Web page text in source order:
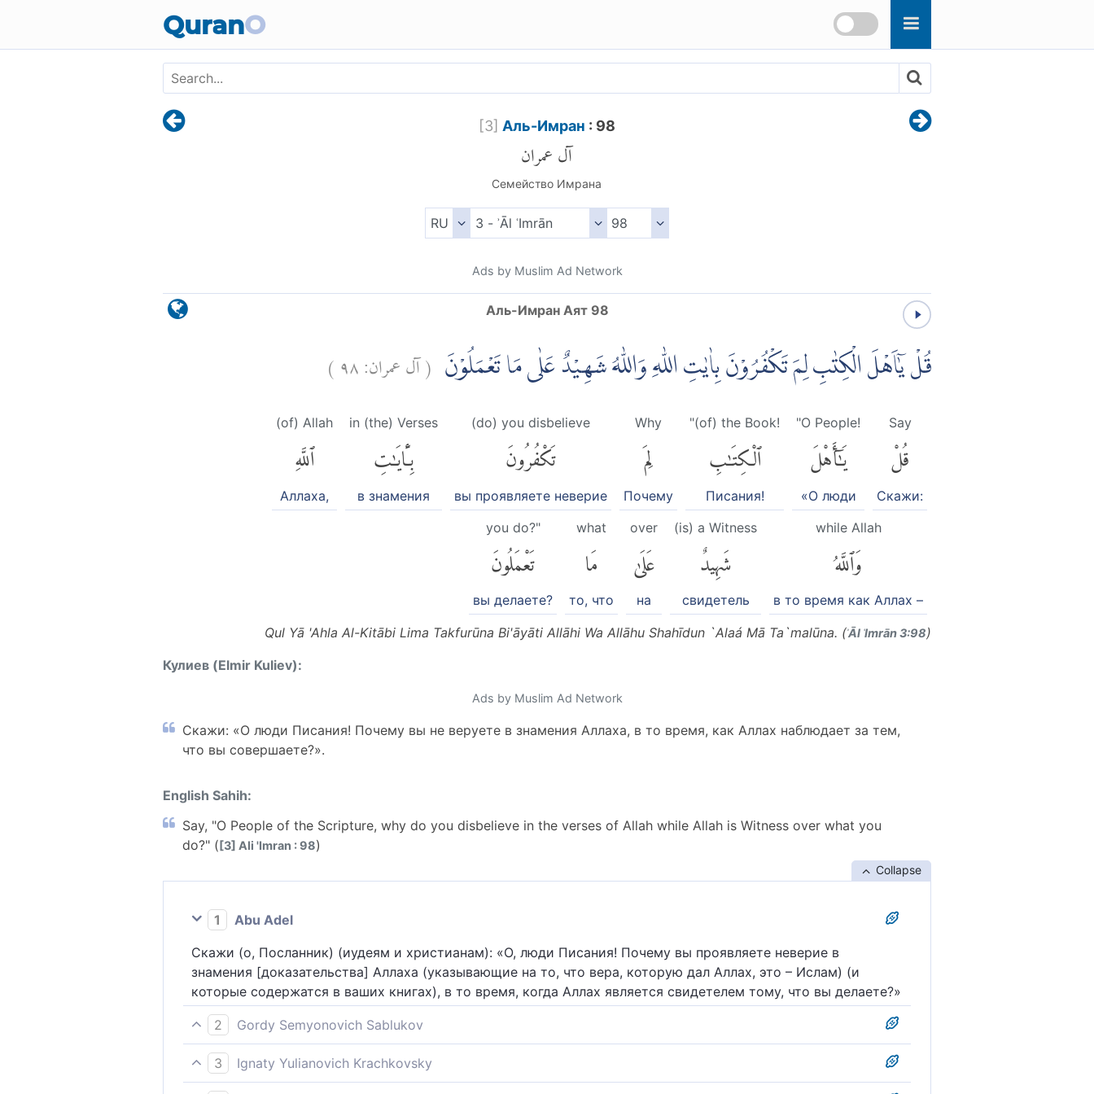
QuranO
[3] Аль-Имран : 98
آل عمران
Семейство Имрана
Ads by Muslim Ad Network
Аль-Имран Аят 98
قُلْ يٰٓاَهْلَ الْكِتٰبِ لِمَ تَكْفُرُوْنَ بِاٰيٰتِ اللّٰهِ وَاللّٰهُ شَهِيْدٌ عَلٰى مَا تَعْمَلُوْنَ (آل عمران:٩٨)
Say
قُلْ
Скажи:
"O People!
يَٰٓأَهْلَ
«О люди
"(of) the Book!
ٱلْكِتَٰبِ
Писания!
Why
لِمَ
Почему
(do) you disbelieve
تَكْفُرُونَ
вы проявляете неверие
in (the) Verses
بِـَٔايَٰتِ
в знамения
(of) Allah
ٱللَّهِ
Аллаха,
while Allah
وَٱللَّهُ
в то время как Аллах –
(is) a Witness
شَهِيدٌ
свидетель
over
عَلَىٰ
на
what
مَا
то, что
you do?"
تَعْمَلُونَ
вы делаете?
Qul Yā 'Ahla Al-Kitābi Lima Takfurūna Bi'āyāti Allāhi Wa Allāhu Shahīdun `Alaá Mā Ta`malūna. (ʾĀl ʿImrān 3:98)
Кулиев (Elmir Kuliev):
Ads by Muslim Ad Network
Скажи: «О люди Писания! Почему вы не веруете в знамения Аллаха, в то время, как Аллах наблюдает за тем,
что вы совершаете?».
English Sahih:
Say, "O People of the Scripture, why do you disbelieve in the verses of Allah while Allah is Witness over what you
do?" ([3] Ali 'Imran : 98)
Collapse
1
Abu Adel
Скажи (о, Посланник) (иудеям и христианам): «О, люди Писания! Почему вы проявляете неверие в
знамения [доказательства] Аллаха (указывающие на то, что вера, которую дал Аллах, это – Ислам) (и
которые содержатся в ваших книгах), в то время, когда Аллах является свидетелем тому, что вы делаете?»
2
Gordy Semyonovich Sablukov
Скажи: "Читающие Писание! Зачем отвергаете знамения Божии, когда Бог присущь тому, что делаете?"
3
Ignaty Yulianovich Krachkovsky